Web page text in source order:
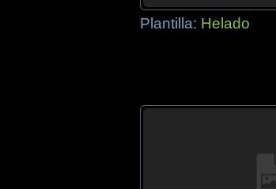
Plantilla: Helado